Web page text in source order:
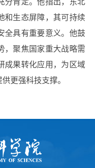
分肯定。他指出，东北
和生态屏障，其可持续
全具有重要意义。他鼓
，聚焦国家重大战略需
成果转化应用，为区域
更强科技支撑。